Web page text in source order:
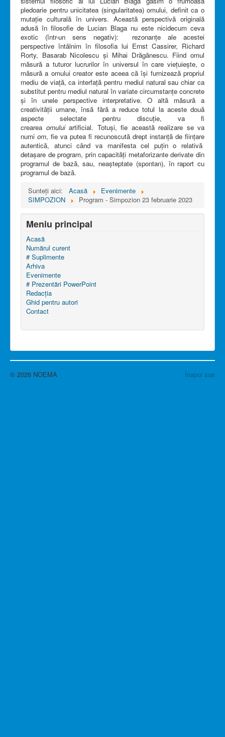
pledoarie pentru unicitatea (singularitatea) omului, definit ca o
mutație culturală în univers. Această perspectivă originală
adusă în filosofie de Lucian Blaga nu este nicidecum ceva
exotic (într-un sens negativ): rezonanțe ale acestei
perspective întâlnim în filosofia lui Ernst Cassirer, Richard
Rorty, Basarab Nicolescu și Mihai Drăgănescu. Fiind omul
măsură a tuturor lucrurilor în universul în care viețuiește, o
măsură a omului creator este aceea că își furnizează propriul
mediu de viață, ca interfață pentru mediul natural sau chiar ca
substitut pentru mediul natural în variate circumstanțe concrete
și în unele perspective interpretative. O altă măsură a
creativității umane, însă fără a reduce totul la aceste două
aspecte selectate pentru discuție, va fi
crearea omuluiartificial. Totuși, fie această realizare se va
numi om, fie va putea fi recunoscută drept instanță de ființare
autentică, atunci când va manifesta cel puțin o relativă
detașare de program, prin capacități metaforizante derivate din
programul de bază, sau, neașteptate (spontan), în raport cu
programul de bază.
Sunteți aici:
Acasă
Evenimente
SIMPOZION
Program - Simpozion 23 februarie 2023
Meniu principal
Acasă
Numărul curent
# Suplimente
Arhiva
Evenimente
# Prezentări PowerPoint
Redacția
Ghid pentru autori
Contact
Înapoi sus
© 2026 NOEMA